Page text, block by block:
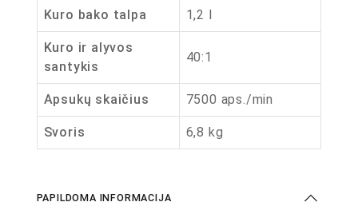
Kuro bako talpa 1,2 l
Kuro ir alyvos
santykis
40:1
Apsukų skaičius 7500 aps./min
Svoris 6,8 kg
PAPILDOMA INFORMACIJA